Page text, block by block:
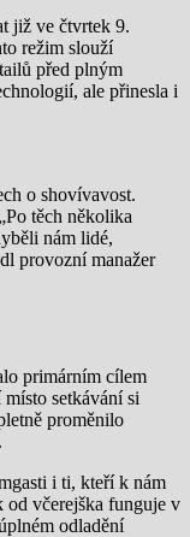
již ve čtvrtek 9.
režim slouží
před plným
ale přinesla i
o shovívavost.
těch několika
nám lidé,
provozní manažer
primárním cílem
setkávání si
proměnilo
i ti, kteří k nám
od včerejška funguje v
odladění